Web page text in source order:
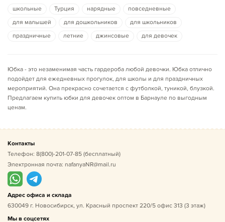
школьные Турция нарядные
повседневные
для малышей
для дошкольников
для школьников
праздничные
летние джинсовые для девочек
Юбка - это незаменимая часть гардероба любой девочки. Юбка отлично
подойдет для ежедневных прогулок, для школы и для праздничных
мероприятий. Она прекрасно сочетается с футболкой, туникой, блузкой.
Предлагаем купить юбки для девочек оптом в Барнауле по выгодным
ценам.
Контакты
Телефон: 8(800)-201-07-85 (бесплатный)
Электронная почта: nafanyaNR@mail.ru
Адрес офиса и склада
630049 г. Новосибирск, ул. Красный проспект 220/5 офис 313 (3 этаж)
Мы в соцсетях